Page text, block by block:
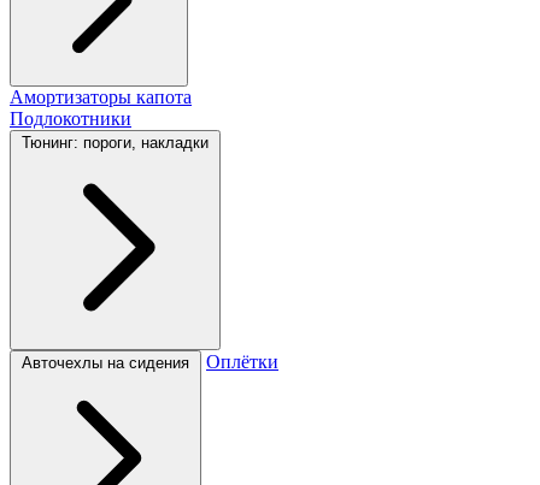
Амортизаторы капота
Подлокотники
Тюнинг: пороги, накладки
Авточехлы на сидения Оплётки